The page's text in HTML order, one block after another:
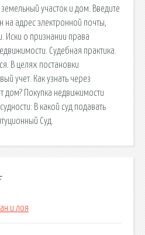
участок и дом. Введите
на адрес электронной почты,
Иски о признании права
Судебная практика.
В целях постановки
учет. Как узнать через
дом? Покупка недвижимости
В какой суд подавать
Суд.
и лоя